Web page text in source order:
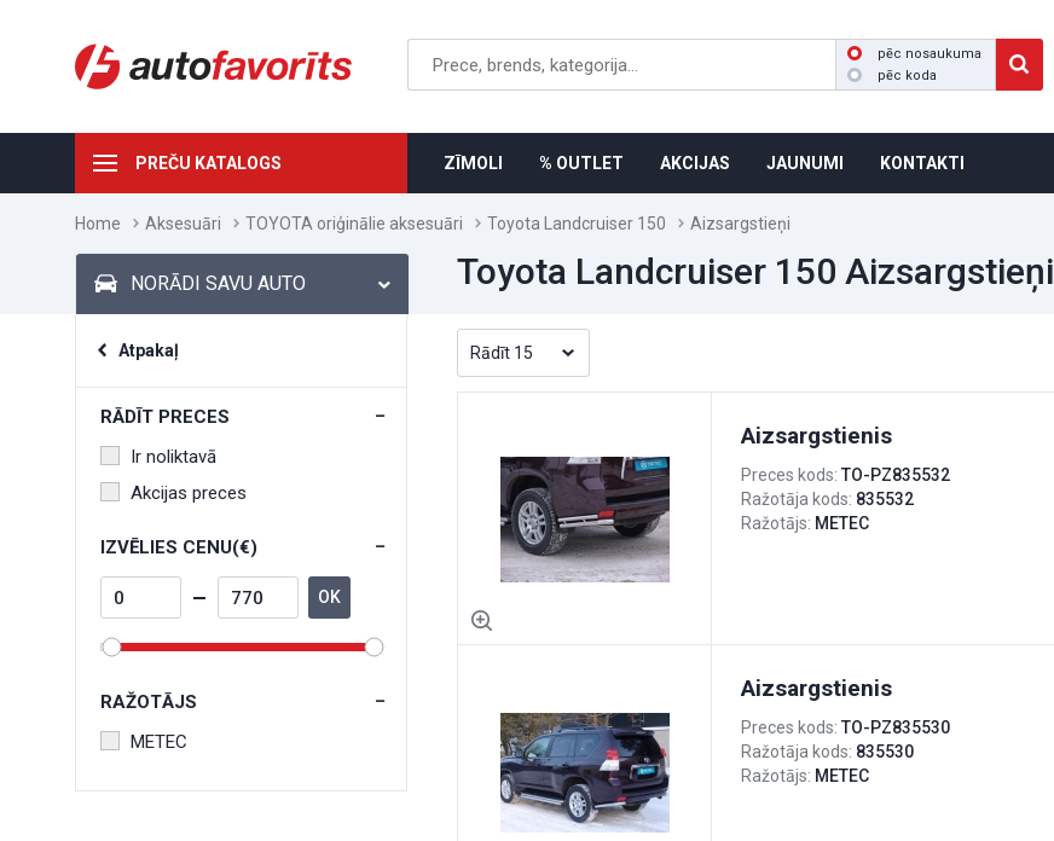
pēc nosaukuma
pēc koda
PREČU KATALOGS ZĪMOLI % OUTLET AKCIJAS JAUNUMI KONTAKTI
Home Aksesuāri TOYOTA oriģinālie aksesuāri Toyota Landcruiser 150 Aizsargstieņi
Toyota Landcruiser 150 Aizsargstieņi
NORĀDI SAVU AUTO
Atpakaļ
RĀDĪT PRECES
Ir noliktavā
Akcijas preces
IZVĒLIES CENU(€)
OK
RAŽOTĀJS
METEC
Aizsargstienis
Preces kods: TO-PZ835532
Ražotāja kods: 835532
Ražotājs: METEC
Aizsargstienis
Preces kods: TO-PZ835530
Ražotāja kods: 835530
Ražotājs: METEC